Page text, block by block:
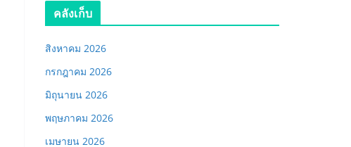
คลังเก็บ
สิงหาคม 2026
กรกฎาคม 2026
มิถุนายน 2026
พฤษภาคม 2026
เมษายน 2026